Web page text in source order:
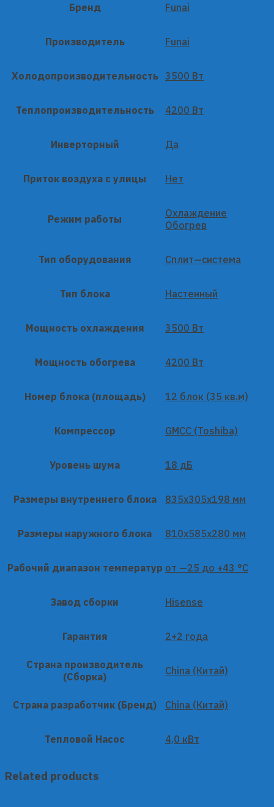
Бренд Funai
Производитель Funai
Холодопроизводительность 3500 Вт
Теплопроизводительность 4200 Вт
Инверторный Да
Приток воздуха с улицы Нет
Режим работы
Охлаждение
Обогрев
Тип оборудования Сплит—система
Тип блока Настенный
Мощность охлаждения 3500 Вт
Мощность обогрева 4200 Вт
Номер блока (площадь) 12 блок (35 кв.м)
Компрессор GMCC (Toshiba)
Уровень шума 18 дБ
Размеры внутреннего блока 835x305x198 мм
Размеры наружного блока 810x585x280 мм
Рабочий диапазон температур от —25 до +43 °C
Завод сборки Hisense
Гарантия 2+2 года
Страна производитель
(Сборка)
China (Китай)
Страна разработчик (Бренд) China (Китай)
Тепловой Насос 4,0 кВт
Related products